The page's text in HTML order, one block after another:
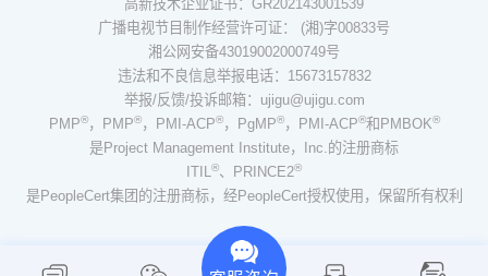
高新技术企业证书：GR202143001539
广播电视节目制作经营许可证： (湘)字00833号
湘公网安备43019002000749号
违法和不良信息举报电话：15673157832
举报/反馈/投诉邮箱：ujigu@ujigu.com
PMP®，PMP®，PMI-ACP®，PgMP®，PMI-ACP®和PMBOK®
是Project Management Institute，Inc.的注册商标
ITIL®、PRINCE2®
是PeopleCert集团的注册商标，经PeopleCert授权使用，保留所有权利